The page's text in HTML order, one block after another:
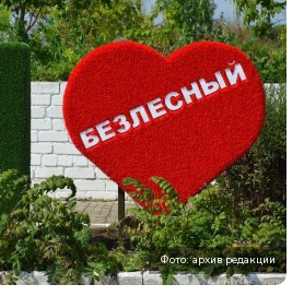
Фото: архив редакции